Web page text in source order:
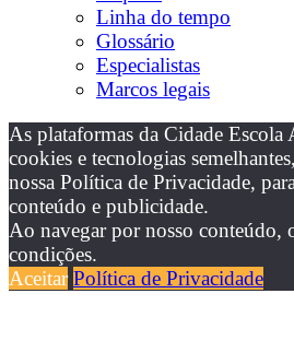
Linha do tempo
Glossário
Especialistas
Marcos legais
As plataformas da Cidade
cookies e tecnologias
nossa Política de Privacidade,
conteúdo e publicidade.
Ao navegar por nosso conteúdo,
condições.
Aceitar Política de Privacidade